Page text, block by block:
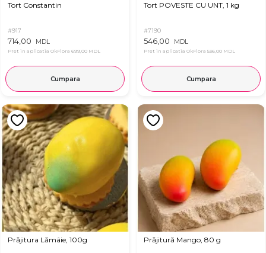
Tort Constantin
#917
714,00 MDL
Pret in aplicatia OkFlora 699,00 MDL
Cumpara
Tort POVESTE CU UNT, 1 kg
#7190
546,00 MDL
Pret in aplicatia OkFlora 536,00 MDL
Cumpara
Prăjitura Lămâie, 100g Prăjitură Mango, 80 g